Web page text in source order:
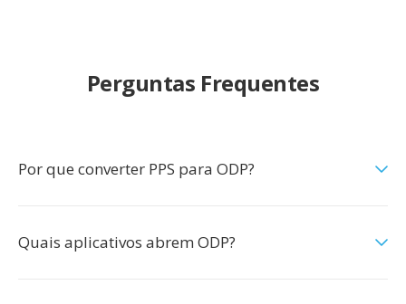
Perguntas Frequentes
Por que converter PPS para ODP?
Quais aplicativos abrem ODP?